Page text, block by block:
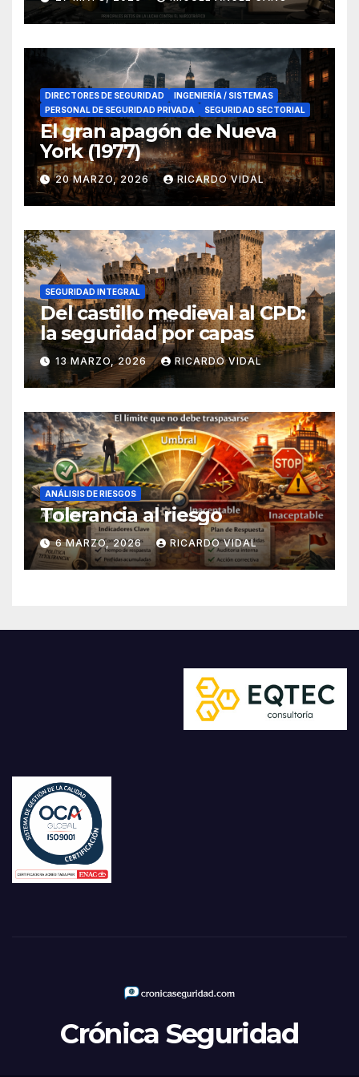
en el sur de España
DIRECTORES DE SEGURIDAD
INGENIERÍA / SISTEMAS
PERSONAL DE SEGURIDAD PRIVADA
SEGURIDAD SECTORIAL
El gran apagón de Nueva
York (1977)
20 MARZO, 2026 RICARDO VIDAL
SEGURIDAD INTEGRAL
Del castillo medieval al CPD:
la seguridad por capas
13 MARZO, 2026 RICARDO VIDAL
ANÁLISIS DE RIESGOS
Tolerancia al riesgo
6 MARZO, 2026 RICARDO VIDAL
Crónica Seguridad